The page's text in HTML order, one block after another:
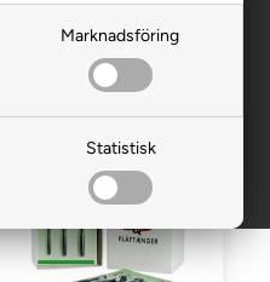
Marknadsföring
Statistisk
mall - Bewise]]